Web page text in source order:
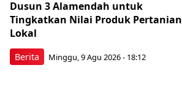
Berita
Dusun 3 Alamendah untuk
Tingkatkan Nilai Produk Pertanian
Lokal
Minggu, 9 Agu 2026 - 18:12